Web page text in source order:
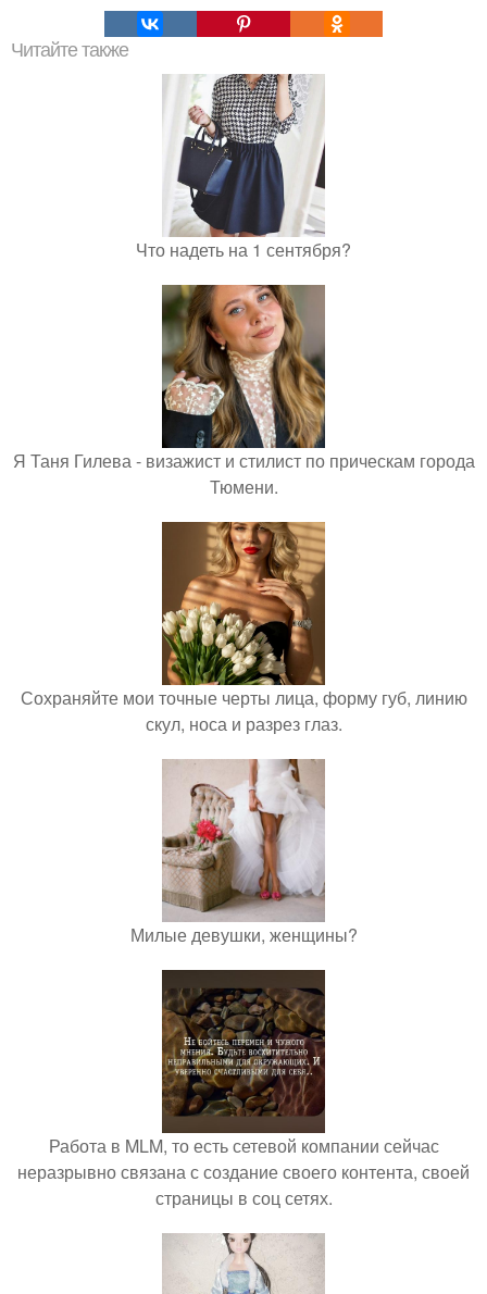
Читайте также
Что надеть на 1 сентября?
Я Таня Гилева - визажист и стилист по прическам города
Тюмени.
Сохраняйте мои точные черты лица, форму губ, линию
скул, носа и разрез глаз.
Милые девушки, женщины?
Работа в MLM, то есть сетевой компании сейчас
неразрывно связана с создание своего контента, своей
страницы в соц сетях.